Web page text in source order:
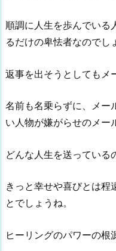
順調に人生を歩んでいる
るだけの卑怯者なのでし
返事を出そうとしてもメ
名前も名乗らずに、メー
い人物が嫌がらせのメー
どんな人生を送っている
きっと幸せや喜びとは程
とでしょうね。
ヒーリングのパワーの根